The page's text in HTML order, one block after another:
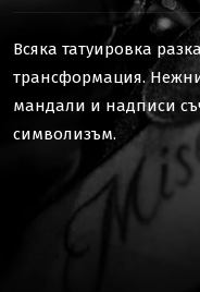
Всяка татуировка
трансформация.
мандали и надписи
символизъм.